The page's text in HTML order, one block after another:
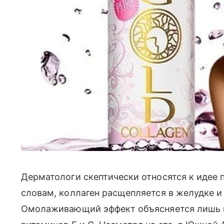
Дерматологи скептически относятся к
словам, коллаген расщепляется в желудке
Омолаживающий эффект объясняется лишь